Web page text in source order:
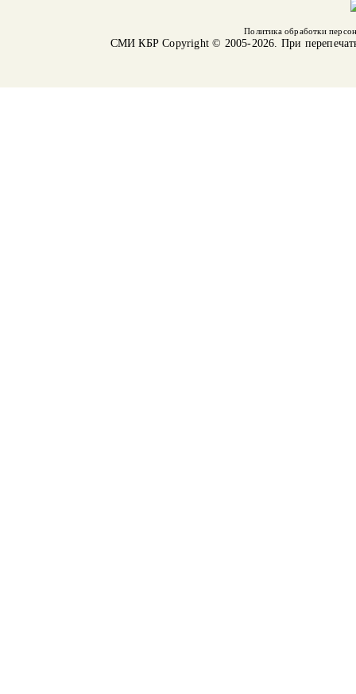
Политика обработки
СМИ КБРCopyright © 2005-2026. При